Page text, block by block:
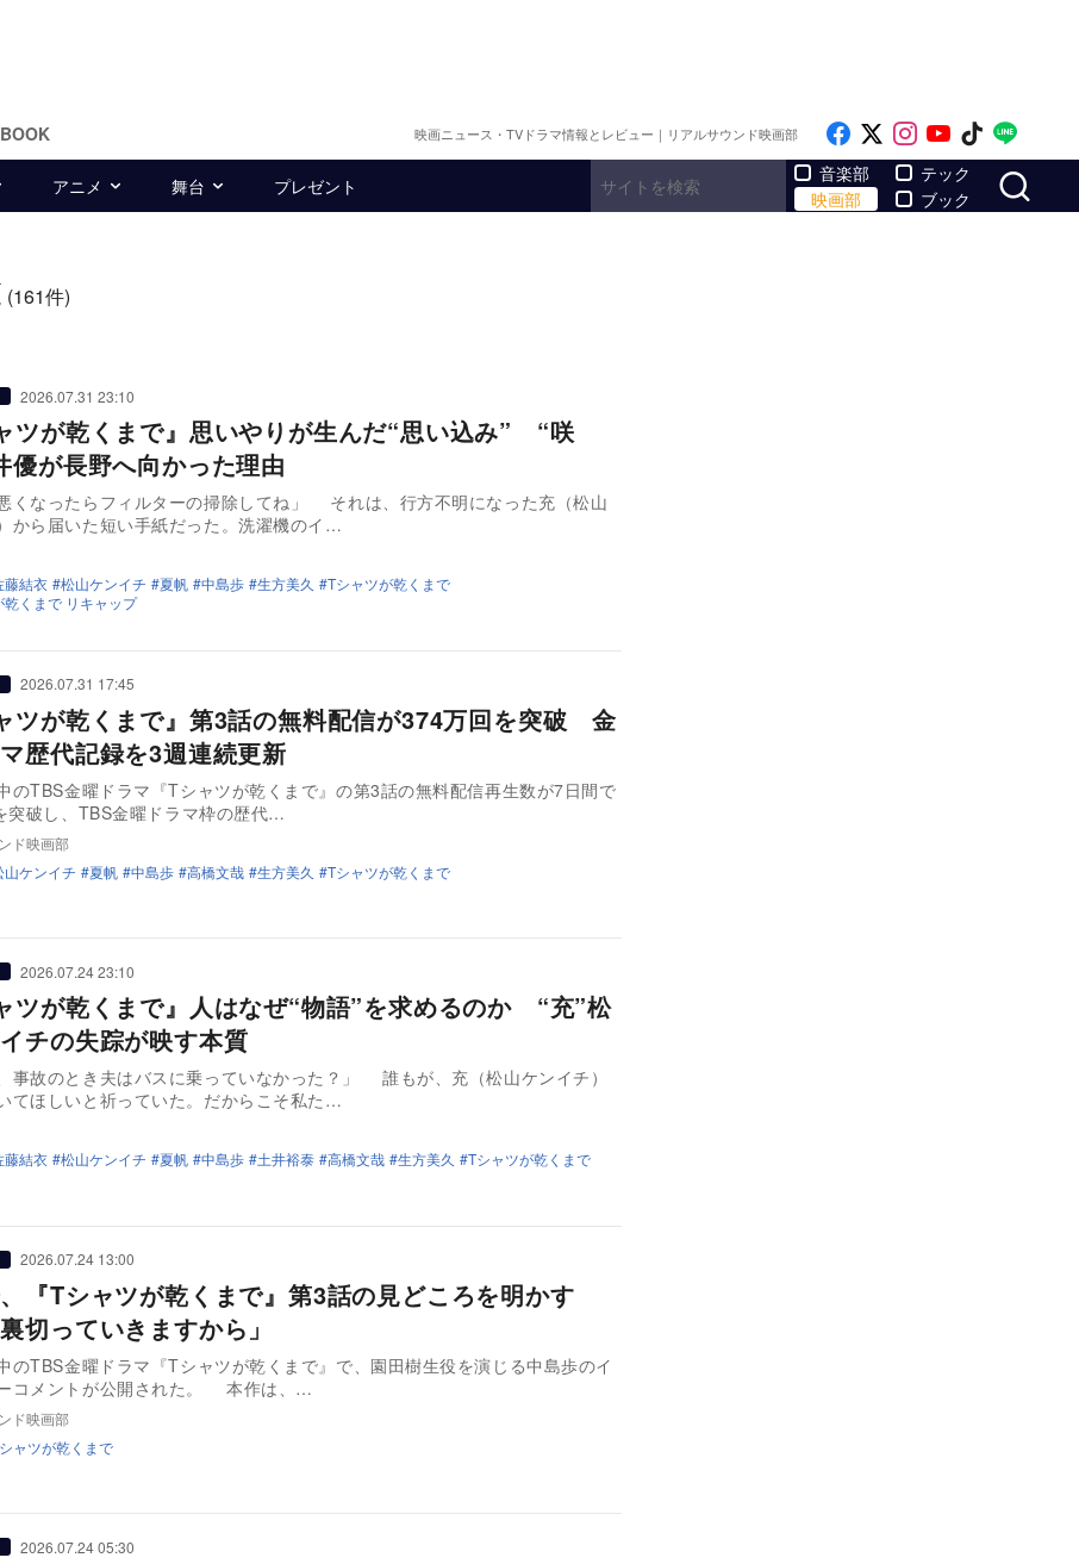
BOOK 映画ニュース・TVドラマ情報とレビュー｜リアルサウンド映画部 Like on Facebook
Follow on x
Follow on
Follow on
Follow
アニメ 舞台 プレゼント
音楽部
映画部
テック
ブック
(161件)
2026.07.31 23:10
ツが乾くまで』思いやりが生んだ“思い込み” “咲
優が長野へ向かった理由
悪くなったらフィルターの掃除してね」 それは、行方不明になった充（松山
から届いた短い手紙だった。洗濯機のイ…
藤結衣 松山ケンイチ 夏帆 中島歩 生方美久
Tシャツが乾くまで
乾くまで リキャップ
2026.07.31 17:45
ツが乾くまで』第3話の無料配信が374万回を突破 金
歴代記録を3週連続更新
のTBS金曜ドラマ『Tシャツが乾くまで』の第3話の無料配信再生数が7日間で
突破し、TBS金曜ドラマ枠の歴代…
ド映画部
山ケンイチ 夏帆 中島歩 高橋文哉 生方美久 Tシャツが乾くまで
2026.07.24 23:10
ツが乾くまで』人はなぜ“物語”を求めるのか “充”松
チの失踪が映す本質
事故のとき夫はバスに乗っていなかった？」 誰もが、充（松山ケンイチ）
てほしいと祈っていた。だからこそ私た…
藤結衣 松山ケンイチ 夏帆 中島歩 土井裕泰 高橋文哉 生方美久 Tシャツが乾くまで
2026.07.24 13:00
『Tシャツが乾くまで』第3話の見どころを明かす
裏切っていきますから」
のTBS金曜ドラマ『Tシャツが乾くまで』で、園田樹生役を演じる中島歩のイ
コメントが公開された。 本作は、…
ド映画部
ャツが乾くまで
2026.07.24 05:30